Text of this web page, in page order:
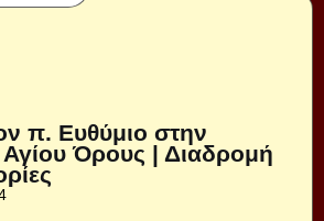
π. Ευθύμιο στην
Όρους | Διαδρομή